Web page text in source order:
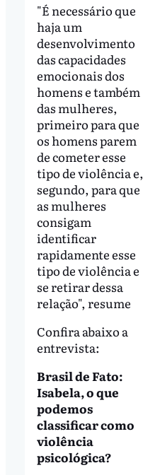
"É necessário que
haja um
desenvolvimento
das capacidades
emocionais dos
homens e também
das mulheres,
primeiro para que
os homens parem
de cometer esse
tipo de violência e,
segundo, para que
as mulheres
consigam
identificar
rapidamente esse
tipo de violência e
se retirar dessa
relação", resume
Confira abaixo a
entrevista:
Brasil de Fato:
Isabela, o que
podemos
classificar como
violência
psicológica?